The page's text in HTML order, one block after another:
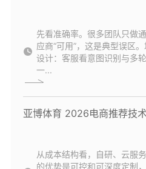
先看准确率。很多团队只做
应商“可用”，这是典型误区
设计：客服看意图识别与多
一...
亚博体育 2026电商推荐技
从成本结构看，自研、云服
的优势是可控和可深度定制